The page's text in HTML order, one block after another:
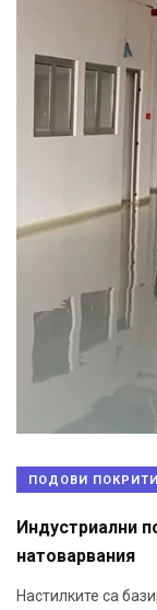
ПОДОВИ
Индустриални
натоварвания
Настилките са